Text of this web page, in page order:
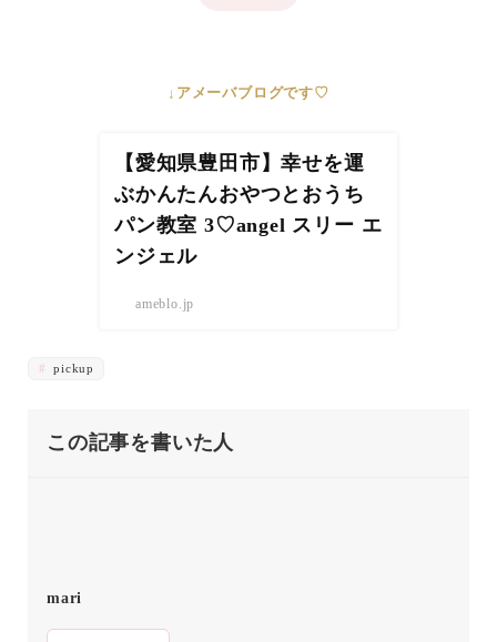
↓アメーバブログです♡
【愛知県豊田市】幸せを運
ぶかんたんおやつとおうち
パン教室 3♡angel スリー エ
ンジェル
ameblo.jp
pickup
この記事を書いた人
mari